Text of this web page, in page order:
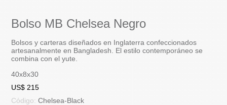
Bolso MB Chelsea Negro
Bolsos y carteras diseñados en Inglaterra confeccionados
artesanalmente en Bangladesh. El estilo contemporáneo se
combina con el yute.
40x8x30
US$ 215
Código:Chelsea-Black